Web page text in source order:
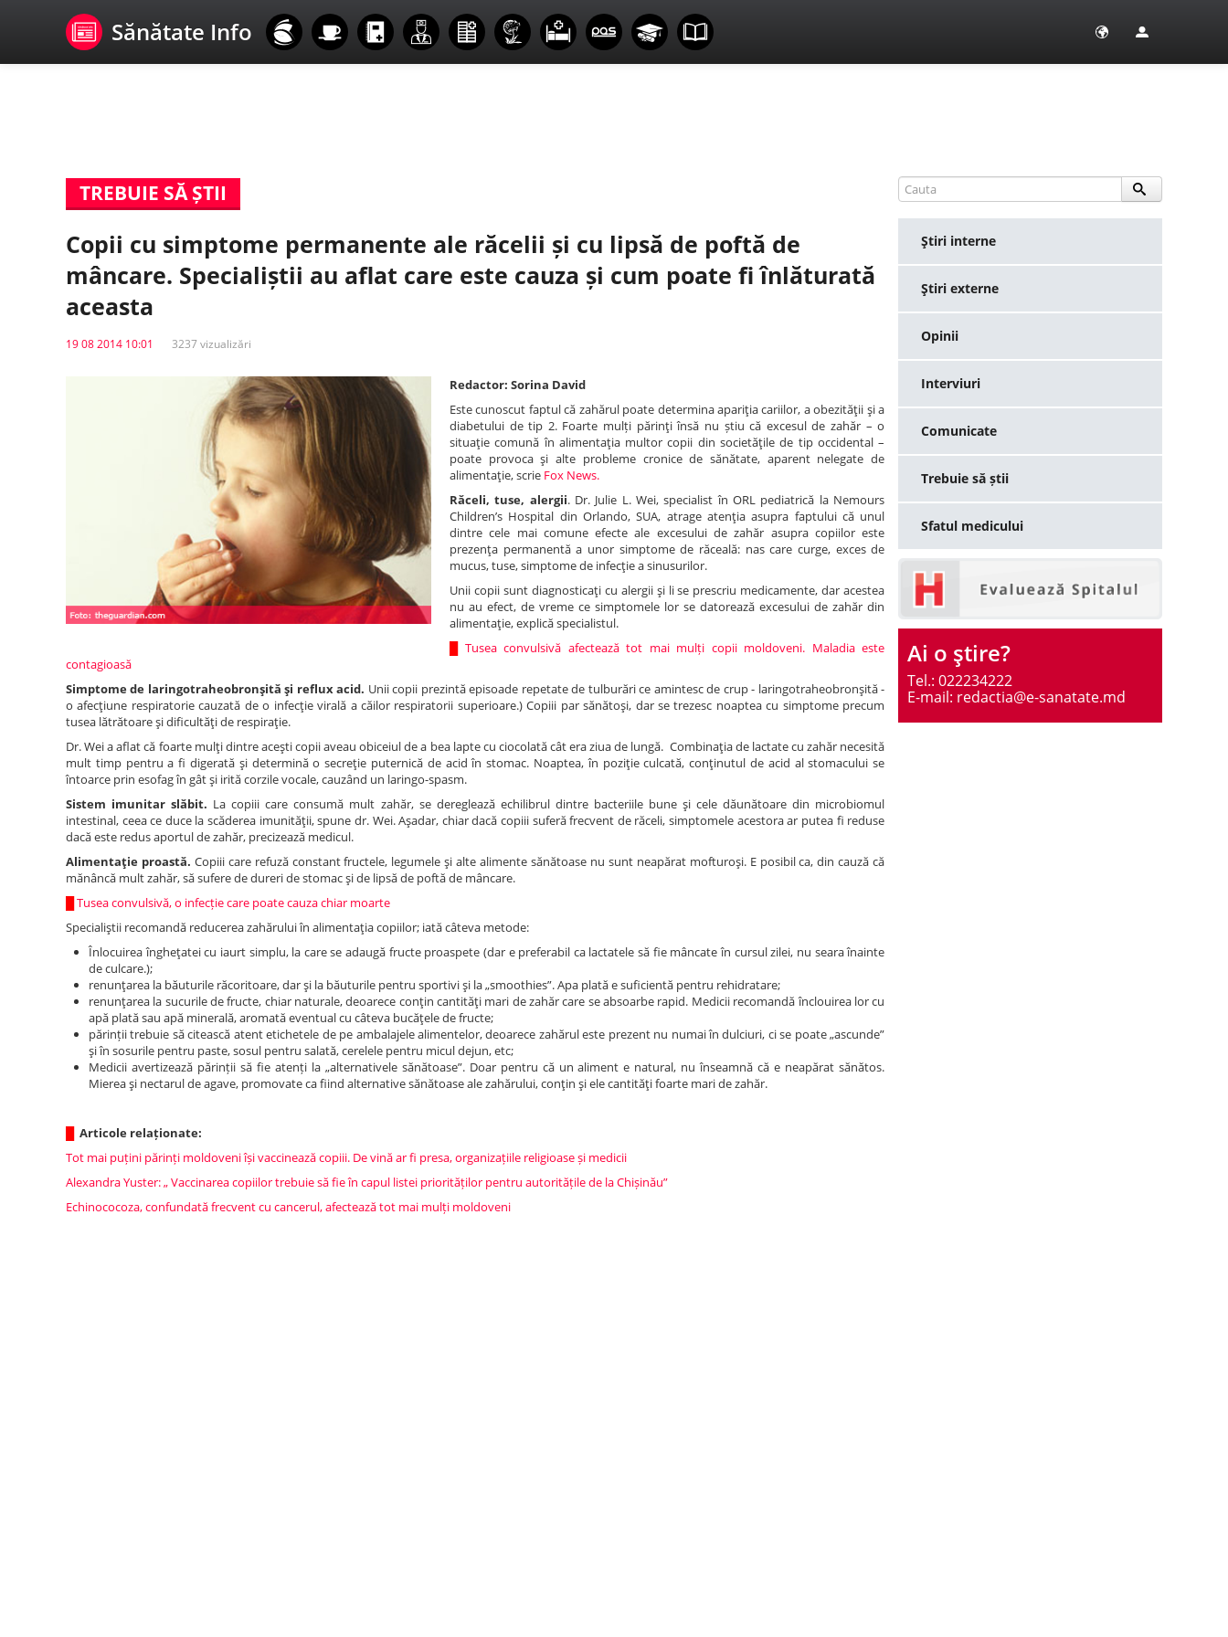
Sănătate Info
TREBUIE SĂ ȘTII
Copii cu simptome permanente ale răcelii și cu lipsă de poftă de
mâncare. Specialiștii au aflat care este cauza și cum poate fi înlăturată
aceasta
19 08 2014 10:01 3237 vizualizări
Redactor: Sorina David
Este cunoscut faptul că zahărul poate determina apariţia cariilor, a obezităţii şi a
diabetului de tip 2. Foarte mulți părinţi însă nu știu că excesul de zahăr – o
situaţie comună în alimentaţia multor copii din societăţile de tip occidental –
poate provoca şi alte probleme cronice de sănătate, aparent nelegate de
alimentaţie, scrie Fox News.
Răceli, tuse, alergii. Dr. Julie L. Wei, specialist în ORL pediatrică la Nemours
Children’s Hospital din Orlando, SUA, atrage atenţia asupra faptului că unul
dintre cele mai comune efecte ale excesului de zahăr asupra copiilor este
prezenţa permanentă a unor simptome de răceală: nas care curge, exces de
mucus, tuse, simptome de infecţie a sinusurilor.
Unii copii sunt diagnosticaţi cu alergii şi li se prescriu medicamente, dar acestea
nu au efect, de vreme ce simptomele lor se datorează excesului de zahăr din
alimentaţie, explică specialistul.
Tusea convulsivă afectează tot mai mulți copii moldoveni. Maladia este
contagioasă
Simptome de laringotraheobronşită şi reflux acid. Unii copii prezintă episoade repetate de tulburări ce amintesc de crup - laringotraheobronşită -
o afecţiune respiratorie cauzată de o infecţie virală a căilor respiratorii superioare.) Copiii par sănătoşi, dar se trezesc noaptea cu simptome precum
tusea lătrătoare şi dificultăţi de respiraţie.
Dr. Wei a aflat că foarte mulţi dintre aceşti copii aveau obiceiul de a bea lapte cu ciocolată cât era ziua de lungă. Combinaţia de lactate cu zahăr necesită
mult timp pentru a fi digerată şi determină o secreţie puternică de acid în stomac. Noaptea, în poziţie culcată, conţinutul de acid al stomacului se
întoarce prin esofag în gât şi irită corzile vocale, cauzând un laringo-spasm.
Sistem imunitar slăbit. La copiii care consumă mult zahăr, se dereglează echilibrul dintre bacteriile bune şi cele dăunătoare din microbiomul
intestinal, ceea ce duce la scăderea imunităţii, spune dr. Wei. Aşadar, chiar dacă copiii suferă frecvent de răceli, simptomele acestora ar putea fi reduse
dacă este redus aportul de zahăr, precizează medicul.
Alimentaţie proastă. Copiii care refuză constant fructele, legumele şi alte alimente sănătoase nu sunt neapărat mofturoşi. E posibil ca, din cauză că
mănâncă mult zahăr, să sufere de dureri de stomac şi de lipsă de poftă de mâncare.
Tusea convulsivă, o infecție care poate cauza chiar moarte
Specialiştii recomandă reducerea zahărului în alimentaţia copiilor; iată câteva metode:
Înlocuirea îngheţatei cu iaurt simplu, la care se adaugă fructe proaspete (dar e preferabil ca lactatele să fie mâncate în cursul zilei, nu seara înainte
de culcare.);
renunţarea la băuturile răcoritoare, dar şi la băuturile pentru sportivi şi la „smoothies”. Apa plată e suficientă pentru rehidratare;
renunţarea la sucurile de fructe, chiar naturale, deoarece conţin cantităţi mari de zahăr care se absoarbe rapid. Medicii recomandă înclouirea lor cu
apă plată sau apă minerală, aromată eventual cu câteva bucăţele de fructe;
părinții trebuie să citească atent etichetele de pe ambalajele alimentelor, deoarece zahărul este prezent nu numai în dulciuri, ci se poate „ascunde”
şi în sosurile pentru paste, sosul pentru salată, cerelele pentru micul dejun, etc;
Medicii avertizează părinții să fie atenți la „alternativele sănătoase”. Doar pentru că un aliment e natural, nu înseamnă că e neapărat sănătos.
Mierea şi nectarul de agave, promovate ca fiind alternative sănătoase ale zahărului, conţin şi ele cantităţi foarte mari de zahăr.
Articole relaționate:
Tot mai puțini părinți moldoveni își vaccinează copiii. De vină ar fi presa, organizațiile religioase și medicii
Alexandra Yuster: „ Vaccinarea copiilor trebuie să fie în capul listei priorităților pentru autoritățile de la Chișinău”
Echinococoza, confundată frecvent cu cancerul, afectează tot mai mulți moldoveni
Ştiri interne
Ştiri externe
Opinii
Interviuri
Comunicate
Trebuie să știi
Sfatul medicului
Ai o ştire?
Tel.: 022234222
E-mail: redactia@e-sanatate.md